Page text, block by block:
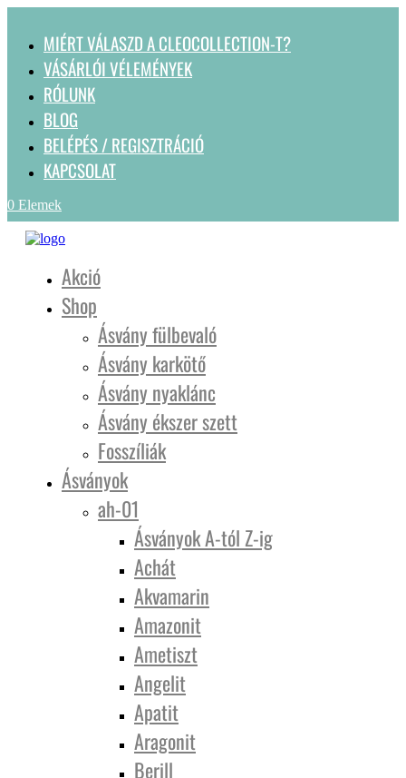
MIÉRT VÁLASZD A CLEOCOLLECTION-T?
VÁSÁRLÓI VÉLEMÉNYEK
RÓLUNK
BLOG
BELÉPÉS / REGISZTRÁCIÓ
KAPCSOLAT
0 Elemek
Akció
Shop
Ásvány fülbevaló
Ásvány karkötő
Ásvány nyaklánc
Ásvány ékszer szett
Fosszíliák
Ásványok
ah-01
Ásványok A-tól Z-ig
Achát
Akvamarin
Amazonit
Ametiszt
Angelit
Apatit
Aragonit
Berill